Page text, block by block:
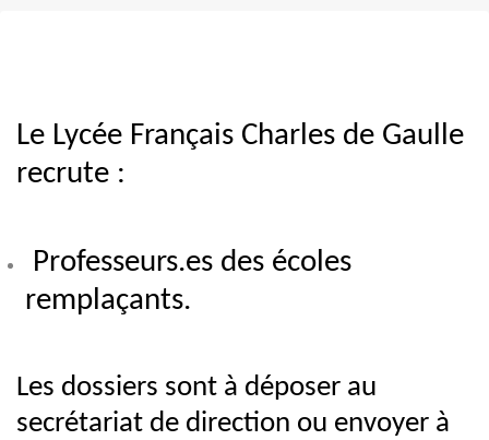
Le Lycée Français Charles de Gaulle
recrute :
Professeurs.es des écoles
remplaçants.
Les dossiers sont à déposer au
secrétariat de direction ou envoyer à